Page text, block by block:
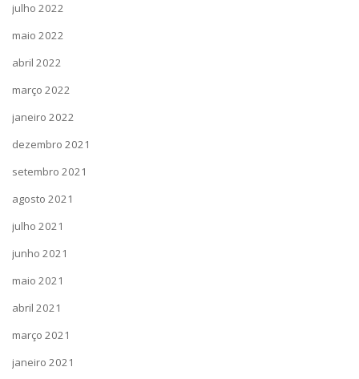
julho 2022
maio 2022
abril 2022
março 2022
janeiro 2022
dezembro 2021
setembro 2021
agosto 2021
julho 2021
junho 2021
maio 2021
abril 2021
março 2021
janeiro 2021